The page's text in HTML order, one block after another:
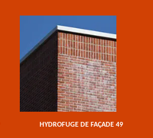
HYDROFUGE DE FAÇADE 49